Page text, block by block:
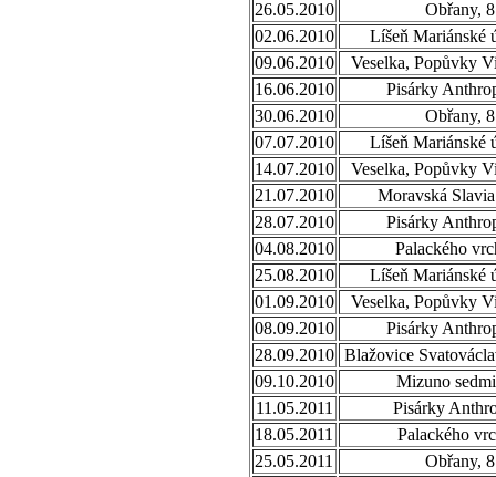
26.05.2010
Obřany,
02.06.2010
Líšeň Mariánské
09.06.2010
Veselka, Popůvky
16.06.2010
Pisárky
30.06.2010
Obřany,
07.07.2010
Líšeň Mariánské
14.07.2010
Veselka, Popůvky
21.07.2010
Moravská
28.07.2010
Pisárky
04.08.2010
Palackého
25.08.2010
Líšeň Mariánské
01.09.2010
Veselka, Popůvky
08.09.2010
Pisárky
28.09.2010 Blažovice
09.10.2010
Mizuno
11.05.2011
Pisárky
18.05.2011
Palackého
25.05.2011
Obřany,